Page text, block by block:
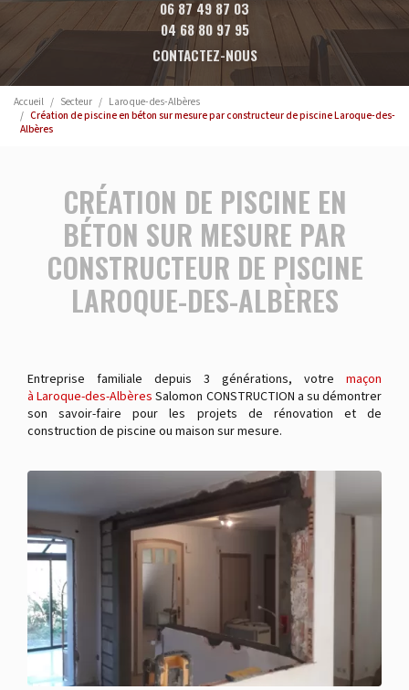
06 87 49 87 03
04 68 80 97 95
CONTACTEZ-NOUS
Accueil Secteur
Laroque-des-Albères
Création de piscine en béton sur mesure par constructeur de piscine Laroque-des-
Albères
CRÉATION DE PISCINE EN
BÉTON SUR MESURE PAR
CONSTRUCTEUR DE PISCINE
LAROQUE-DES-ALBÈRES
Entreprise familiale depuis 3 générations, votre maçon
à Laroque-des-Albères Salomon CONSTRUCTION a su démontrer
son savoir-faire pour les projets de rénovation et de
construction de piscine ou maison sur mesure.